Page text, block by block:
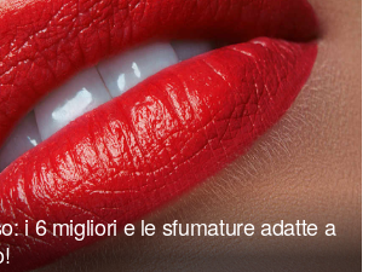
i 6 migliori e le sfumature adatte a